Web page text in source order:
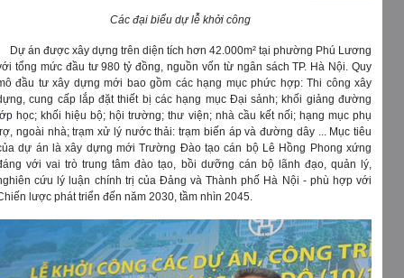
đại biểu dự lễ khởi công
án được xây dựng trên diện tích hơn 42.000m² tại phường Phú Lương
tổng mức đầu tư 980 tỷ đồng, nguồn vốn từ ngân sách TP. Hà Nội. Quy
đầu tư xây dựng mới bao gồm các hạng mục phức hợp: Thi công xây
cung cấp lắp đặt thiết bị các hạng mục Đại sảnh; khối giảng đường
học; khối hiệu bộ; hội trường; thư viện; nhà cầu kết nối; hạng mục phụ
ngoài nhà; trạm xử lý nước thải: trạm biến áp và đường dây ... Mục tiêu
dự án là xây dựng mới Trường Đào tạo cán bộ Lê Hồng Phong xứng
với vai trò trung tâm đào tạo, bồi dưỡng cán bộ lãnh đạo, quản lý,
cứu lý luận chính trị của Đảng và Thành phố Hà Nội - phù hợp với
lược phát triển đến năm 2030, tầm nhìn 2045.